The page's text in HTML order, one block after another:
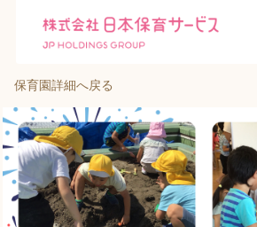
施設を探す
保育園詳細へ戻る